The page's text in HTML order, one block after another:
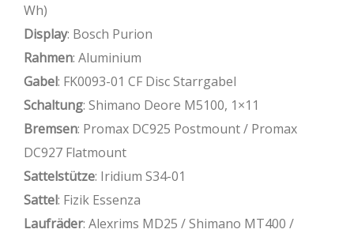
Wh)
Display: Bosch Purion
Rahmen: Aluminium
Gabel: FK0093-01 CF Disc Starrgabel
Schaltung: Shimano Deore M5100, 1×11
Bremsen: Promax DC925 Postmount / Promax
DC927 Flatmount
Sattelstütze: Iridium S34-01
Sattel: Fizik Essenza
Laufräder: Alexrims MD25 / Shimano MT400 /